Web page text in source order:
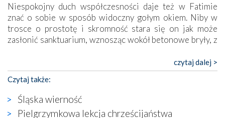
Niespokojny duch współczesności daje też w Fatimie
znać o sobie w sposób widoczny gołym okiem. Niby w
trosce o prostotę i skromność stara się on jak może
zasłonić sanktuarium, wznosząc wokół betonowe bryły, z
katolickiego kultu. Tylko co wspólnego z żywą,
autentyczną wiarą mogą mieć płaskie, szare bunkry albo
kaplice, w których Tabernakulum przypomina bardziej
skrzynkę na narzędzia? Albo co powiedzieć o ustawionym
tuż przy nowej bazylice wielkim krzyżu, na którym
czytaj dalej >
Czytaj także:
Śląska wierność
Pielgrzymkowa lekcja chrześcijaństwa